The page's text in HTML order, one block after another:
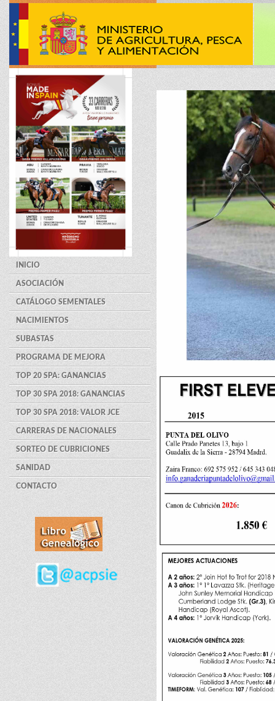
INICIO
ASOCIACIÓN
CATÁLOGO SEMENTALES
NACIMIENTOS
SUBASTAS
PROGRAMA DE MEJORA
TOP 20 SPA: GANANCIAS
TOP 30 SPA 2018: GANANCIAS
TOP 30 SPA 2018: VALOR JCE
CARRERAS DE NACIONALES
SORTEO DE CUBRICIONES
SANIDAD
CONTACTO